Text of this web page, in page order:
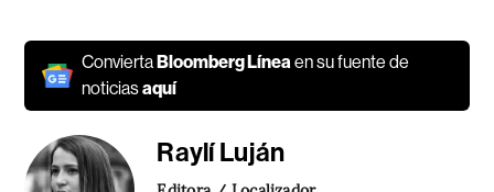
ConviertaBloomberg Líneaen su fuente de
noticiasaquí
Raylí Luján